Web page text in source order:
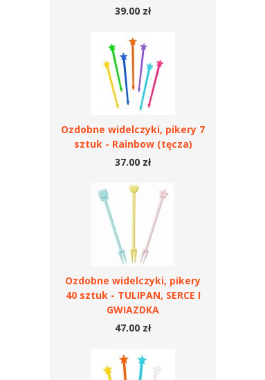
39.00 zł
Ozdobne widelczyki, pikery 7
sztuk - Rainbow (tęcza)
37.00 zł
Ozdobne widelczyki, pikery
40 sztuk - TULIPAN, SERCE I
GWIAZDKA
47.00 zł